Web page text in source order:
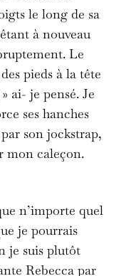
le long de sa
à nouveau
Le
pieds à la tête
ai- je pensé. Je
ses hanches
son jockstrap,
mon caleçon.
n’importe quel
je pourrais
je suis plutôt
Rebecca par